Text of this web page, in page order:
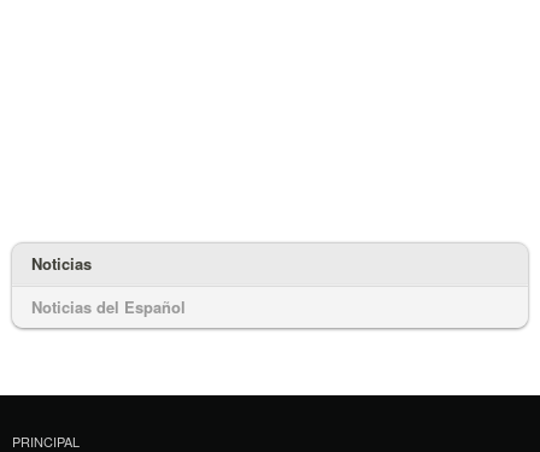
Noticias
Noticias del Español
PRINCIPAL